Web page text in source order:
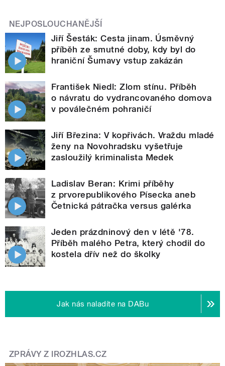
NEJPOSLOUCHANĚJŠÍ
Jiří Šesták: Cesta jinam. Úsměvný
příběh ze smutné doby, kdy byl do
hraniční Šumavy vstup zakázán
František Niedl: Zlom stínu. Příběh
o návratu do vydrancovaného domova
v poválečném pohraničí
Jiří Březina: V kopřivách. Vraždu mladé
ženy na Novohradsku vyšetřuje
zasloužilý kriminalista Medek
Ladislav Beran: Krimi příběhy
z prvorepublikového Písecka aneb
Četnická pátračka versus galérka
Jeden prázdninový den v létě '78.
Příběh malého Petra, který chodil do
kostela dřív než do školky
Jak nás naladíte na DABu
ZPRÁVY Z IROZHLAS.CZ